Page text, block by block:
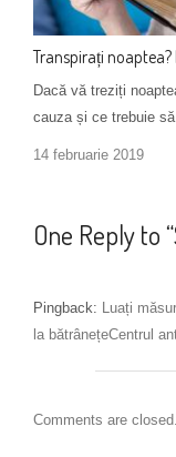
Transpirați
Dacă vă treziți
cauza și ce trebuie
14 februarie 2019
One Reply to
Pingback: Luați
la bătrânețeCentrul
Comments are closed.